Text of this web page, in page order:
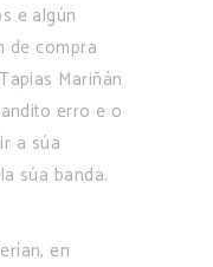
e algún
de compra
Mariñán
erro e o
a súa
súa banda.
en